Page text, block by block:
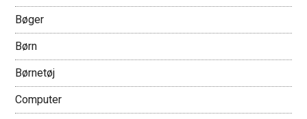
Bøger
Børn
Børnetøj
Computer